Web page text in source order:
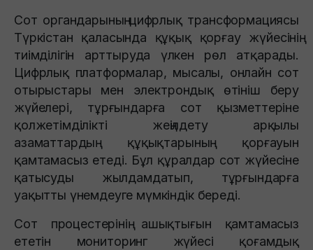
Сот органдарының цифрлық трансформациясы
Түркістан қаласында құқық қорғау жүйесінің
тиімділігін арттыруда үлкен рөл атқарады.
Цифрлық платформалар, мысалы, онлайн сот
отырыстары мен электрондық өтініш беру
жүйелері, тұрғындарға сот қызметтеріне
қолжетімділікті жеңілдету арқылы
азаматтардың құқықтарының қорғауын
қамтамасыз етеді. Бұл құралдар сот жүйесіне
қатысуды жылдамдатып, тұрғындарға
уақытты үнемдеуге мүмкіндік береді.
Сот процестерінің ашықтығын қамтамасыз
ететін мониторинг жүйесі қоғамдық